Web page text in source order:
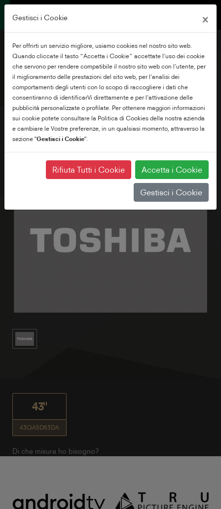
43" QLED Ultra HD
Android TV
43"
43QA5D63DA
Di che misura ho bisogno?
Gestisci i Cookie ×
Per offrirti un servizio migliore, usiamo cookies nel nostro sito web.
Quando cliccate il tasto “Accetta i Cookie” accettate l’uso dei cookie
che servono per rendere compatibile il nostro sito web con l’utente, per
il miglioramento delle prestazioni del sito web, per l’analisi dei
comportamenti degli utenti con lo scopo di raccogliere i dati che
consentiranno di identificarVi direttamente e per l’attivazione delle
pubblicità personalizzate o profilate. Per ottenere maggiori informazioni
sui cookie potete consultare la Politica di Cookies della nostra azienda
e cambiare le Vostre preferenze, in un qualsiasi momento, attraverso la
sezione "Gestisci i Cookie".
Rifiuta Tutti i Cookie Accetta i Cookie
Gestisci i Cookie